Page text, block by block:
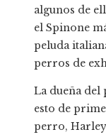
algunos de
el Spinone
peluda
perros de
La dueña del
esto de
perro,